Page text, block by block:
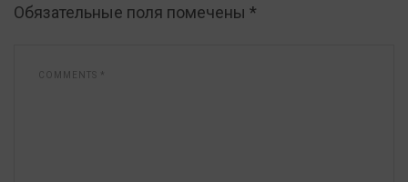
Обязательные поля помечены *